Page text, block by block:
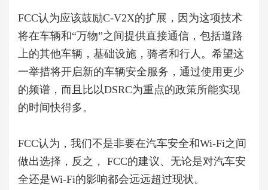
FCC认为应该鼓励C-V2X的扩展，因为这项技术
将在车辆和“万物”之间提供直接通信，包括道路
上的其他车辆，基础设施，骑者和行人。 希望这
一举措将开启新的车辆安全服务，通过使用更少
的频谱，而且比以DSRC为重点的政策所能实现
的时间快得多。
FCC认为，我们不是非要在汽车安全和Wi-Fi之间
做出选择，反之， FCC的建议、无论是对汽车安
全还是Wi-Fi的影响都会远远超过现状。